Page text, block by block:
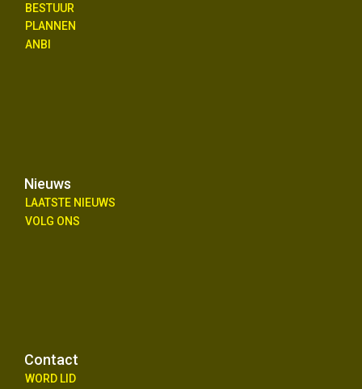
BESTUUR
PLANNEN
ANBI
Nieuws
LAATSTE NIEUWS
VOLG ONS
Contact
WORD LID